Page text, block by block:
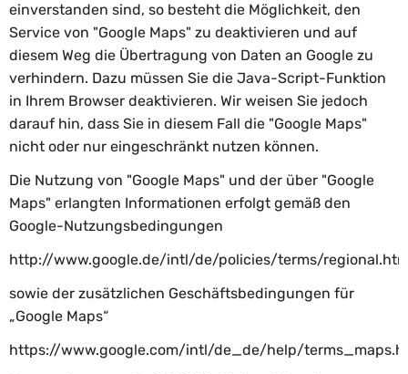
einverstanden sind, so besteht die Möglichkeit, den
Service von "Google Maps" zu deaktivieren und auf
diesem Weg die Übertragung von Daten an Google zu
verhindern. Dazu müssen Sie die Java-Script-Funktion
in Ihrem Browser deaktivieren. Wir weisen Sie jedoch
darauf hin, dass Sie in diesem Fall die "Google Maps"
nicht oder nur eingeschränkt nutzen können.
Die Nutzung von "Google Maps" und der über "Google
Maps" erlangten Informationen erfolgt gemäß den
Google-Nutzungsbedingungen
http://www.google.de/intl/de/policies/terms/
sowie der zusätzlichen Geschäftsbedingungen für
„Google Maps“
https://www.google.com/intl/de_de/help/